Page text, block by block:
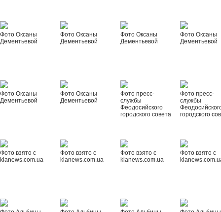
Фото Оксаны
Дементьевой
Фото Оксаны
Дементьевой
Фото Оксаны
Дементьевой
Фото Оксаны
Дементьевой
Фото Оксаны
Дементьевой
Фото Оксаны
Дементьевой
Фото пресс-
службы
Феодосийского
городского совета
Фото пресс-
службы
городского
Фото взято с
kianews.com.ua
Фото взято с
kianews.com.ua
Фото взято с
kianews.com.ua
Фото взято с